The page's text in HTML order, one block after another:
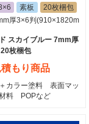
素板
20枚梱包
厚3×6判(910×1820m
スカイブルー 7mm厚
枚梱包
もり商品
カラー塗料 表面マッ
料 POPなど